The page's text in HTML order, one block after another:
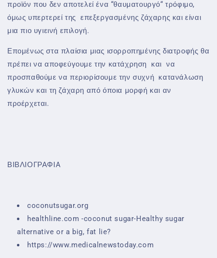
προϊόν που δεν αποτελεί ένα “θαυματουργό“ τρόφιμο,
όμως υπερτερεί της επεξεργασμένης ζάχαρης και είναι
μια πιο υγιεινή επιλογή.
Επομένως στα πλαίσια μιας ισορροπημένης διατροφής θα
πρέπει να αποφεύγουμε την κατάχρηση και να
προσπαθούμε να περιορίσουμε την συχνή κατανάλωση
γλυκών και τη ζάχαρη από όποια μορφή και αν
προέρχεται.
ΒΙΒΛΙΟΓΡΑΦΙA
coconutsugar.org
healthline.com -coconut sugar-Healthy sugar
alternative or a big, fat lie?
https://www.medicalnewstoday.com